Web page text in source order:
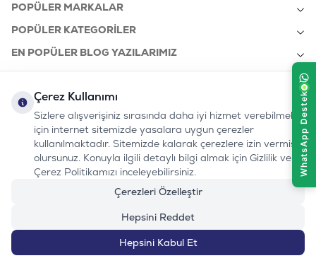
POPÜLER MARKALAR
POPÜLER KATEGORILER
EN POPÜLER BLOG YAZILARIMIZ
KURUMSAL
bizi takip edin:
Instagram
Youtube
TiktokFacebook
Linkedin
www.evinemama.com
0232 7000 212
%100 MUTLU
MÜŞTERI HATTI
Çerez Kullanımı
Sizlere alışverişiniz sırasında daha iyi hizmet verebilmek
için internet sitemizde yasalara uygun çerezler
kullanılmaktadır. Sitemizde kalarak çerezlere izin vermiş
olursunuz. Konuyla ilgili detaylı bilgi almak için Gizlilik ve
Çerez Politikamızı inceleyebilirsiniz.
Çerezleri Özelleştir
Hepsini Reddet
Hepsini Kabul Et